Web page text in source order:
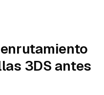
3DS antes